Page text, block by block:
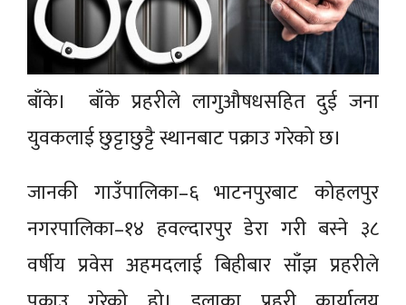
बाँके। बाँके प्रहरीले लागुऔषधसहित दुई जना
युवकलाई छुट्टाछुट्टै स्थानबाट पक्राउ गरेको छ।
जानकी गाउँपालिका–६ भाटनपुरबाट कोहलपुर
नगरपालिका–१४ हवल्दारपुर डेरा गरी बस्ने ३८
वर्षीय प्रवेस अहमदलाई बिहीबार साँझ प्रहरीले